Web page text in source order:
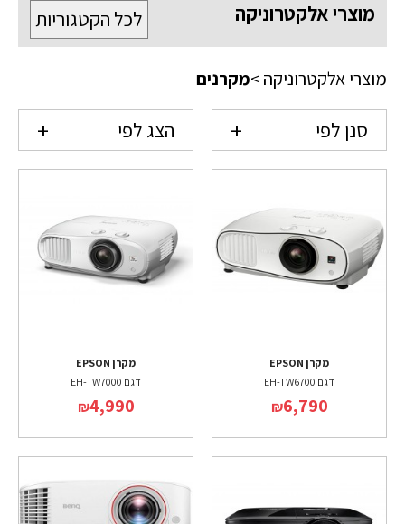
לכל הקטגוריות מוצרי אלקטרוניקה
מוצרי אלקטרוניקה>מקרנים
סנן לפי הצג לפי
מקרן EPSON
דגם EH-TW6700
₪6,790
מקרן EPSON
דגם EH-TW7000
₪4,990